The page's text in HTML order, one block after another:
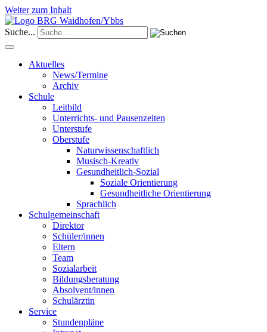
Weiter zum Inhalt
Suche...
Aktuelles
News/Termine
Archiv
Schule
Leitbild
Unterrichts- und Pausenzeiten
Unterstufe
Oberstufe
Naturwissenschaftlich
Musisch-Kreativ
Gesundheitlich-Sozial
Soziale Orientierung
Gesundheitliche Orientierung
Sprachlich
Schulgemeinschaft
Direktor
Schüler/innen
Eltern
Team
Sozialarbeit
Bildungsberatung
Absolvent/innen
Schulärztin
Service
Stundenpläne